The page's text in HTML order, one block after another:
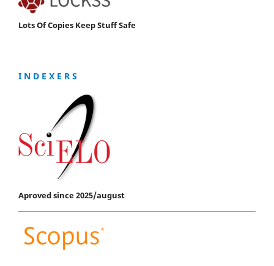
Lots Of Copies Keep Stuff Safe
I N D E X E R S
Aproved since 2025/august